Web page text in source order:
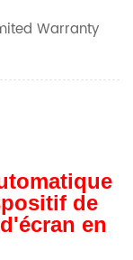
Warranty
de
en